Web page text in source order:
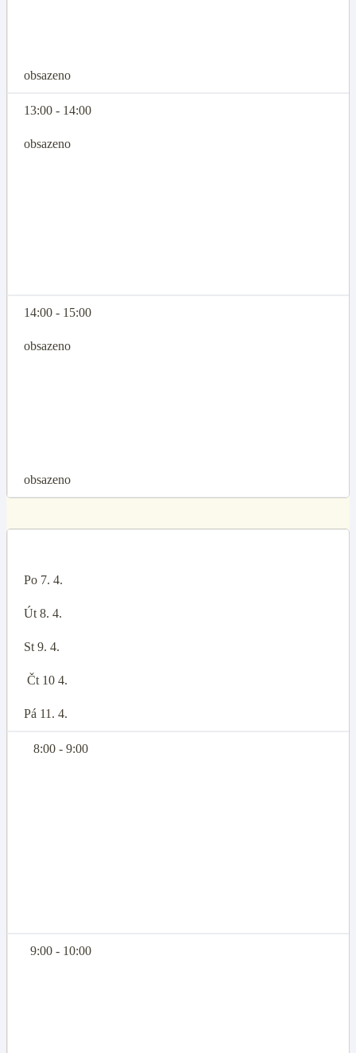
obsazeno
13:00 - 14:00
obsazeno
14:00 - 15:00
obsazeno
obsazeno
Po 7. 4.
Út 8. 4.
St 9. 4.
Čt 10 4.
Pá 11. 4.
8:00 - 9:00
9:00 - 10:00